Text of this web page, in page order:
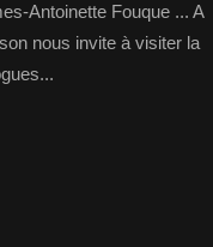
Antoinette Fouque ... A
nous invite à visiter la